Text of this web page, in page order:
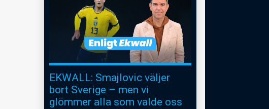
EKWALL: Smajlovic väljer
bort Sverige – men vi
glömmer alla som valde oss